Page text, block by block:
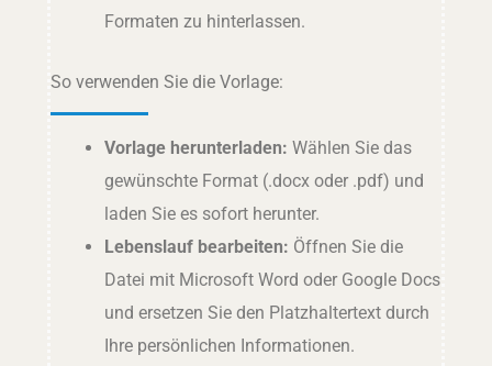
Formaten zu hinterlassen.
So verwenden Sie die Vorlage:
Vorlage herunterladen: Wählen Sie das
gewünschte Format (.docx oder .pdf) und
laden Sie es sofort herunter.
Lebenslauf bearbeiten: Öffnen Sie die
Datei mit Microsoft Word oder Google Docs
und ersetzen Sie den Platzhaltertext durch
Ihre persönlichen Informationen.